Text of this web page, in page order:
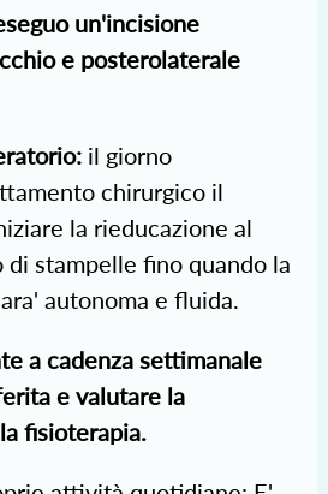
un'incisione
e posterolaterale
il giorno
chirurgico il
la rieducazione al
di stampelle fino quando la
autonoma e fluida.
a cadenza settimanale
e valutare la
fisioterapia.